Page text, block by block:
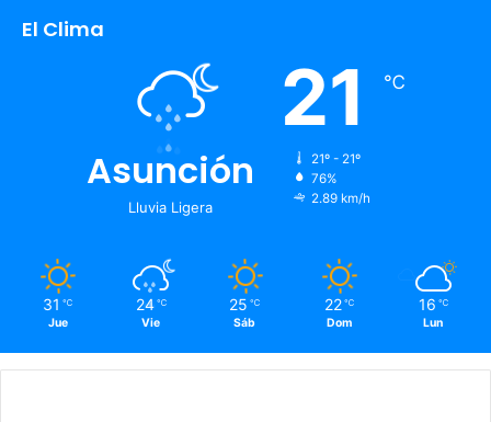
El Clima
Asunción
Lluvia Ligera
21 ℃
21º - 21º
76%
2.89 km/h
31 ℃
Jue
24 ℃
Vie
25 ℃
Sáb
22 ℃
Dom
16 ℃
Lun